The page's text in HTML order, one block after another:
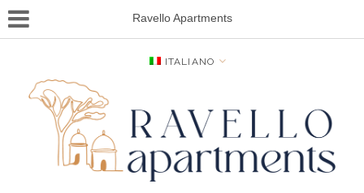
Ravello Apartments
ITALIANO